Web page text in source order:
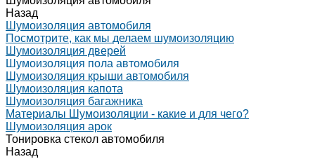
Назад
Шумоизоляция автомобиля
Посмотрите, как мы делаем шумоизоляцию
Шумоизоляция дверей
Шумоизоляция пола автомобиля
Шумоизоляция крыши автомобиля
Шумоизоляция капота
Шумоизоляция багажника
Материалы Шумоизоляции - какие и для чего?
Шумоизоляция арок
Тонировка стекол автомобиля
Назад